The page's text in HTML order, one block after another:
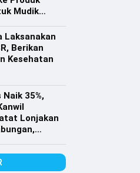
Mudik
Laksanakan
Berikan
Kesehatan
Naik 35%,
Lonjakan